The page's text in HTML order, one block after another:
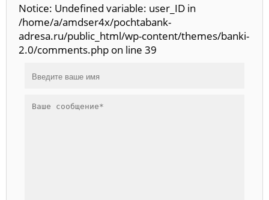
Notice: Undefined variable: user_ID in
/home/a/amdser4x/pochtabank-
adresa.ru/public_html/wp-content/themes/banki-
2.0/comments.php on line 39